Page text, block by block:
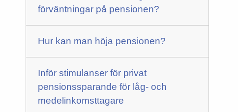
förväntningar på pensionen?
Hur kan man höja pensionen?
Inför stimulanser för privat
pensionssparande för låg- och
medelinkomsttagare